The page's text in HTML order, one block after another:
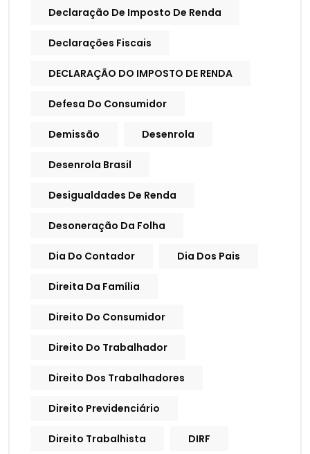
Declaração De Imposto De Renda
Declarações Fiscais
DECLARAÇÃO DO IMPOSTO DE RENDA
Defesa Do Consumidor
Demissão Desenrola
Desenrola Brasil
Desigualdades De Renda
Desoneração Da Folha
Dia Do Contador Dia Dos Pais
Direita Da Família
Direito Do Consumidor
Direito Do Trabalhador
Direito Dos Trabalhadores
Direito Previdenciário
Direito Trabalhista DIRF